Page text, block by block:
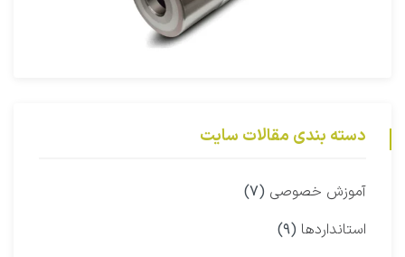
دسته بندی مقالات سایت
آموزش خصوصی (۷)
استانداردها (۹)